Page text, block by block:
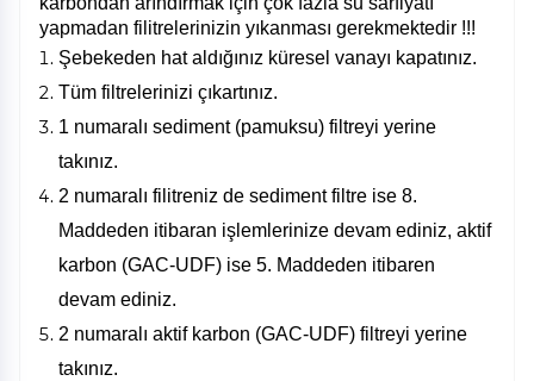
yapmadan filitrelerinizin yıkanması gerekmektedir !!!
Şebekeden hat aldığınız küresel vanayı kapatınız.
Tüm filtrelerinizi çıkartınız.
1 numaralı sediment (pamuksu) filtreyi yerine
takınız.
2 numaralı filitreniz de sediment filtre ise 8.
Maddeden itibaran işlemlerinize devam ediniz, aktif
karbon (GAC-UDF) ise 5. Maddeden itibaren
devam ediniz.
2 numaralı aktif karbon (GAC-UDF) filtreyi yerine
takınız.